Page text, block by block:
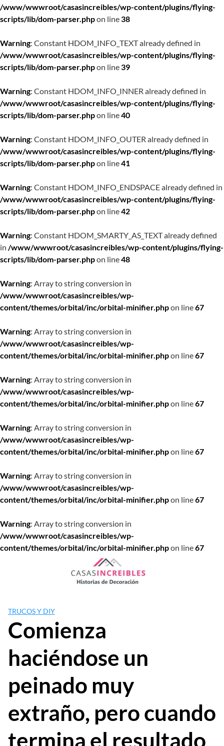
/www/wwwroot/casasincreibles/wp-content/plugins/flying-
scripts/lib/dom-parser.phpon line38
Warning: Constant HDOM_INFO_TEXT already defined in
/www/wwwroot/casasincreibles/wp-content/plugins/flying-
scripts/lib/dom-parser.phpon line39
Warning: Constant HDOM_INFO_INNER already defined in
/www/wwwroot/casasincreibles/wp-content/plugins/flying-
scripts/lib/dom-parser.phpon line40
Warning: Constant HDOM_INFO_OUTER already defined in
/www/wwwroot/casasincreibles/wp-content/plugins/flying-
scripts/lib/dom-parser.phpon line41
Warning: Constant HDOM_INFO_ENDSPACE already defined in
/www/wwwroot/casasincreibles/wp-content/plugins/flying-
scripts/lib/dom-parser.phpon line42
Warning: Constant HDOM_SMARTY_AS_TEXT already defined
in /www/wwwroot/casasincreibles/wp-content/plugins/flying-
scripts/lib/dom-parser.phpon line48
Warning: Array to string conversion in
/www/wwwroot/casasincreibles/wp-
content/themes/orbital/inc/orbital-minifier.phpon line67
Warning: Array to string conversion in
/www/wwwroot/casasincreibles/wp-
content/themes/orbital/inc/orbital-minifier.phpon line67
Warning: Array to string conversion in
/www/wwwroot/casasincreibles/wp-
content/themes/orbital/inc/orbital-minifier.phpon line67
Warning: Array to string conversion in
/www/wwwroot/casasincreibles/wp-
content/themes/orbital/inc/orbital-minifier.phpon line67
Warning: Array to string conversion in
/www/wwwroot/casasincreibles/wp-
content/themes/orbital/inc/orbital-minifier.phpon line67
Warning: Array to string conversion in
/www/wwwroot/casasincreibles/wp-
content/themes/orbital/inc/orbital-minifier.phpon line67
TRUCOS Y DIY
Comienza
haciéndose un
peinado muy
extraño, pero cuando
termina el resultado